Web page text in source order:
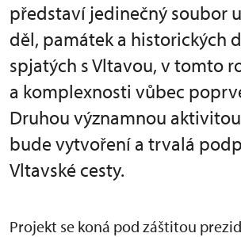
představí jedinečný soubor
děl, památek a historických
spjatých s Vltavou, v tomto
a komplexnosti vůbec
Druhou významnou
bude vytvoření a trvalá
Vltavské cesty.
Projekt se koná pod záštitou